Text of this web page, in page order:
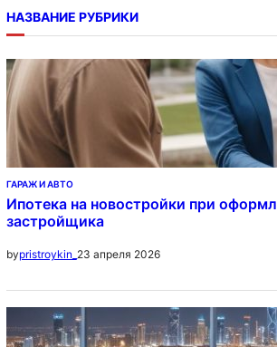
НАЗВАНИЕ РУБРИКИ
ГАРАЖ И АВТО
Ипотека на новостройки при
застройщика
bypristroykin_ 23 апреля 2026